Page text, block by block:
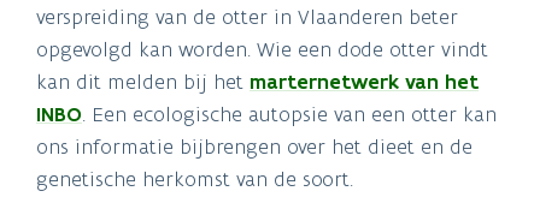
verspreiding van de otter in Vlaanderen beter
opgevolgd kan worden. Wie een dode otter vindt
kan dit melden bij het marternetwerk van het
INBO. Een ecologische autopsie van een otter kan
ons informatie bijbrengen over het dieet en de
genetische herkomst van de soort.